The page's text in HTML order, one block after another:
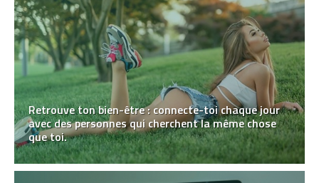
Retrouve ton bien-être : connecte-toi chaque jour
avec des personnes qui cherchent la même chose
que toi.